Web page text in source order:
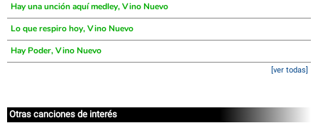
Hay una unción aquí medley, Vino Nuevo
Lo que respiro hoy, Vino Nuevo
Hay Poder, Vino Nuevo
[ver todas]
Otras canciones de interés